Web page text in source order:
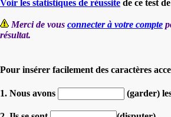
Voir les statistiques de réussite de ce test
Merci de vous connecter à votre compte
résultat.
Pour insérer facilement des caractères
1. Nous avons (garder)